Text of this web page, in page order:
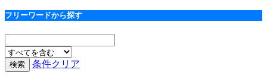
フリーワードから探す
条件クリア